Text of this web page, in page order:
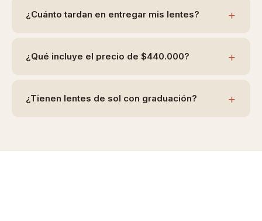
¿Cuánto tardan en entregar mis lentes? +
¿Qué incluye el precio de $440.000? +
¿Tienen lentes de sol con graduación? +